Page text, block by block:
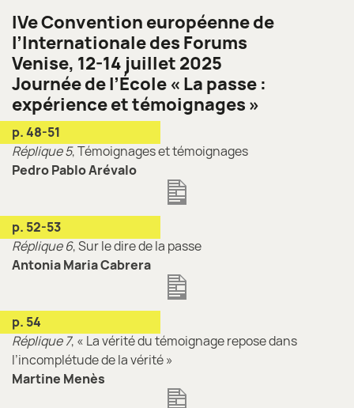
IVe Convention européenne de
l’Internationale des Forums
Venise, 12-14 juillet 2025
Journée de l’École « La passe :
expérience et témoignages »
p. 48-51
Réplique 5, Témoignages et témoignages
Pedro Pablo Arévalo
p. 52-53
Réplique 6, Sur le dire de la passe
Antonia Maria Cabrera
p. 54
Réplique 7, « La vérité du témoignage repose dans
l’incomplétude de la vérité »
Martine Menès